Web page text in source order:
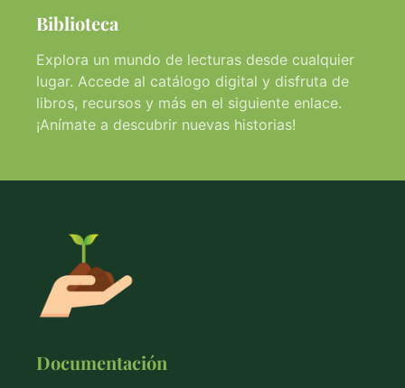
Biblioteca
Explora un mundo de lecturas desde cualquier
lugar. Accede al catálogo digital y disfruta de
libros, recursos y más en el siguiente enlace.
¡Anímate a descubrir nuevas historias!
Documentación